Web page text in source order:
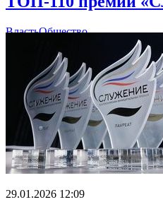
ВластьОбщество
29.01.2026 12:09